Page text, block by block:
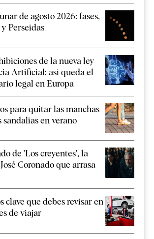
de agosto 2026: fases,
Perseidas
de la nueva ley
Artificial: así queda el
legal en Europa
para quitar las manchas
sandalias en verano
de 'Los creyentes', la
Coronado que arrasa
clave que debes revisar en
de viajar